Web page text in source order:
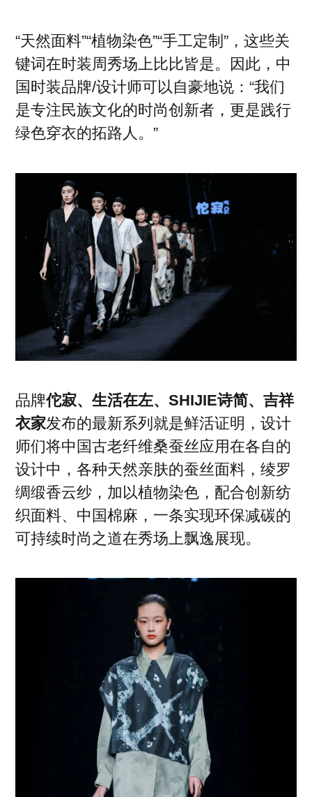
“天然面料”“植物染色”“手工定制”，这些关
键词在时装周秀场上比比皆是。因此，中
国时装品牌/设计师可以自豪地说：“我们
是专注民族文化的时尚创新者，更是践行
绿色穿衣的拓路人。”
品牌佗寂、生活在左、SHIJIE诗简、吉祥
衣家发布的最新系列就是鲜活证明，设计
师们将中国古老纤维桑蚕丝应用在各自的
设计中，各种天然亲肤的蚕丝面料，绫罗
绸缎香云纱，加以植物染色，配合创新纺
织面料、中国棉麻，一条实现环保减碳的
可持续时尚之道在秀场上飘逸展现。